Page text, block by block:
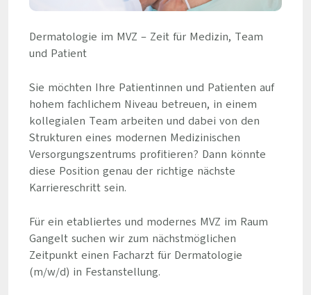
Dermatologie im MVZ – Zeit für Medizin, Team
und Patient
Sie möchten Ihre Patientinnen und Patienten auf
hohem fachlichem Niveau betreuen, in einem
kollegialen Team arbeiten und dabei von den
Strukturen eines modernen Medizinischen
Versorgungszentrums profitieren? Dann könnte
diese Position genau der richtige nächste
Karriereschritt sein.
Für ein etabliertes und modernes MVZ im Raum
Gangelt suchen wir zum nächstmöglichen
Zeitpunkt einen Facharzt für Dermatologie
(m/w/d) in Festanstellung.